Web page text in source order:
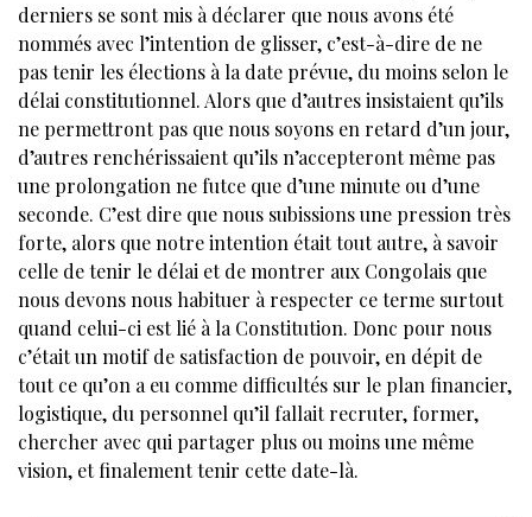
derniers se sont mis à déclarer que nous avons été
nommés avec l’intention de glisser, c’est-à-dire de ne
pas tenir les élections à la date prévue, du moins selon le
délai constitutionnel. Alors que d’autres insistaient qu’ils
ne permettront pas que nous soyons en retard d’un jour,
d’autres renchérissaient qu’ils n’accepteront même pas
une prolongation ne futce que d’une minute ou d’une
seconde. C’est dire que nous subissions une pression très
forte, alors que notre intention était tout autre, à savoir
celle de tenir le délai et de montrer aux Congolais que
nous devons nous habituer à respecter ce terme surtout
quand celui-ci est lié à la Constitution. Donc pour nous
c’était un motif de satisfaction de pouvoir, en dépit de
tout ce qu’on a eu comme difficultés sur le plan financier,
logistique, du personnel qu’il fallait recruter, former,
chercher avec qui partager plus ou moins une même
vision, et finalement tenir cette date-là.